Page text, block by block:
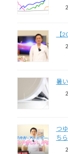
【
暑
つ
ちら